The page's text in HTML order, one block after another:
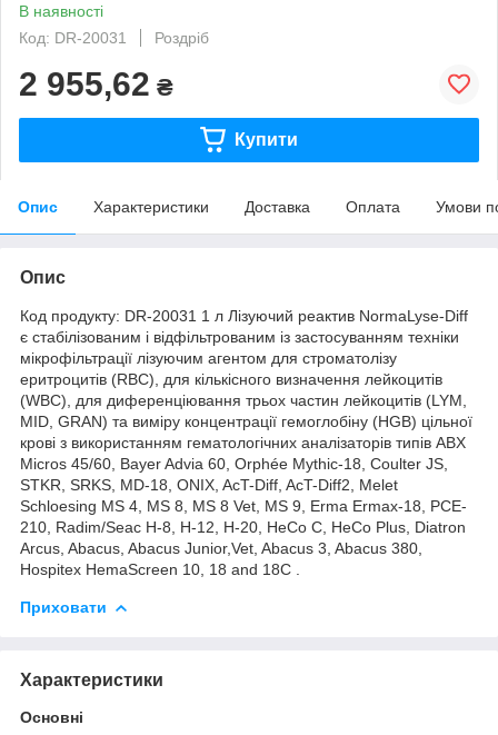
В наявності
Код: DR-20031
Роздріб
2 955,62 ₴
Купити
Опис Характеристики Доставка Оплата Умови
Опис
Код продукту: DR-20031 1 л Лізуючий реактив NormaLyse-Diff
є стабілізованим і відфільтрованим із застосуванням техніки
мікрофільтрації лізуючим агентом для строматолізу
еритроцитів (RBC), для кількісного визначення лейкоцитів
(WBC), для диференціювання трьох частин лейкоцитів (LYM,
MID, GRAN) та виміру концентрації гемоглобіну (HGB) цільної
крові з використанням гематологічних аналізаторів типів ABX
Micros 45/60, Bayer Advia 60, Orphée Mythic-18, Coulter JS,
STKR, SRKS, MD-18, ONIX, AcT-Diff, AcT-Diff2, Melet
Schloesing MS 4, MS 8, MS 8 Vet, MS 9, Erma Ermax-18, PCE-
210, Radim/Seac H-8, H-12, H-20, HeCo C, HeCo Plus, Diatron
Arcus, Abacus, Abacus Junior,Vet, Abacus 3, Abacus 380,
Hospitex HemaScreen 10, 18 and 18C .
Приховати
Характеристики
Основні